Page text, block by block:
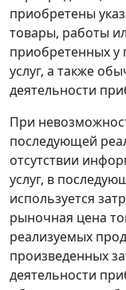
приобретены
товары, работы
приобретенных у
услуг, а также
деятельности
При
последующей
отсутствии
услуг, в
используется
рыночная цена
реализуемых
произведенных
деятельности